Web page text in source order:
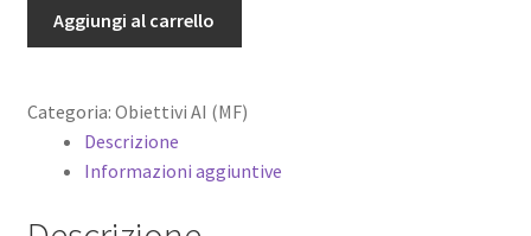
f2,5
Obiettivo
Aggiungi al carrello
Categoria: Obiettivi AI (MF)
Descrizione
Informazioni aggiuntive